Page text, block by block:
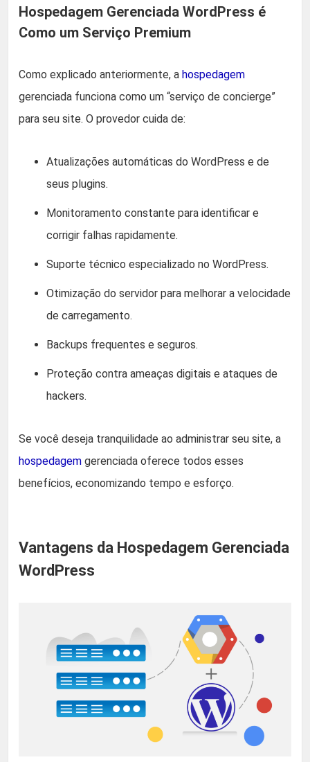
Hospedagem Gerenciada WordPress é
Como um Serviço Premium
Como explicado anteriormente, a hospedagem
gerenciada funciona como um “serviço de concierge”
para seu site. O provedor cuida de:
Atualizações automáticas do WordPress e de
seus plugins.
Monitoramento constante para identificar e
corrigir falhas rapidamente.
Suporte técnico especializado no WordPress.
Otimização do servidor para melhorar a velocidade
de carregamento.
Backups frequentes e seguros.
Proteção contra ameaças digitais e ataques de
hackers.
Se você deseja tranquilidade ao administrar seu site, a
hospedagem gerenciada oferece todos esses
benefícios, economizando tempo e esforço.
Vantagens da Hospedagem Gerenciada
WordPress